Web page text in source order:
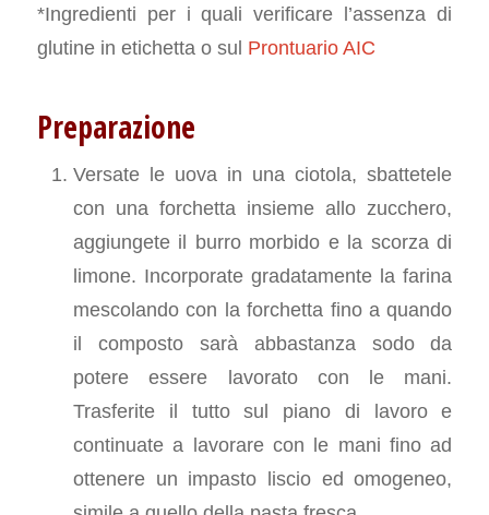
*Ingredienti per i quali verificare l’assenza di
glutine in etichetta o sul Prontuario AIC
Preparazione
Versate le uova in una ciotola, sbattetele
con una forchetta insieme allo zucchero,
aggiungete il burro morbido e la scorza di
limone. Incorporate gradatamente la farina
mescolando con la forchetta fino a quando
il composto sarà abbastanza sodo da
potere essere lavorato con le mani.
Trasferite il tutto sul piano di lavoro e
continuate a lavorare con le mani fino ad
ottenere un impasto liscio ed omogeneo,